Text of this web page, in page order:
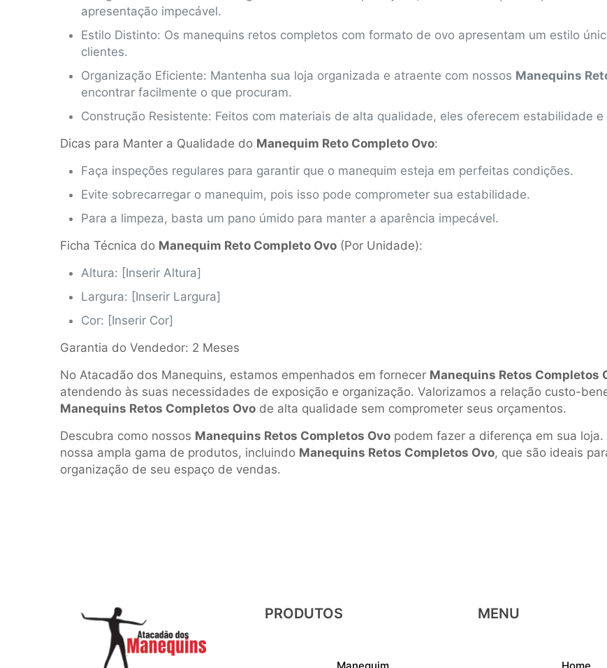
apresentação impecável.
Estilo Distinto: Os manequins retos completos com formato de ovo apresentam um estilo
clientes.
Organização Eficiente: Mantenha sua loja organizada e atraente com nossos Manequins
encontrar facilmente o que procuram.
Construção Resistente: Feitos com materiais de alta qualidade, eles oferecem estabilidade
Dicas para Manter a Qualidade do Manequim Reto Completo Ovo:
Faça inspeções regulares para garantir que o manequim esteja em perfeitas condições.
Evite sobrecarregar o manequim, pois isso pode comprometer sua estabilidade.
Para a limpeza, basta um pano úmido para manter a aparência impecável.
Ficha Técnica do Manequim Reto Completo Ovo(Por Unidade):
Altura: [Inserir Altura]
Largura: [Inserir Largura]
Cor: [Inserir Cor]
Garantia do Vendedor: 2 Meses
No Atacadão dos Manequins, estamos empenhados em fornecer Manequins Retos Completos
atendendo às suas necessidades de exposição e organização. Valorizamos a relação custo-
Manequins Retos Completos Ovode alta qualidade sem comprometer seus orçamentos.
Descubra como nossos Manequins Retos Completos Ovopodem fazer a diferença em sua
nossa ampla gama de produtos, incluindo Manequins Retos Completos Ovo, que são ideais
organização de seu espaço de vendas.
PRODUTOS
Manequim
MENU
Home